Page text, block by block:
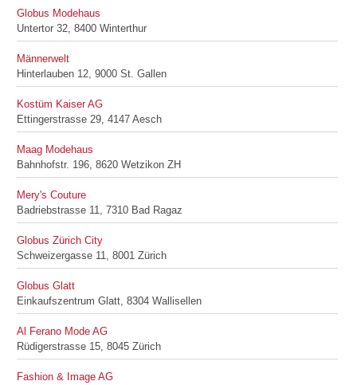
Globus Modehaus
Untertor 32, 8400 Winterthur
Männerwelt
Hinterlauben 12, 9000 St. Gallen
Kostüm Kaiser AG
Ettingerstrasse 29, 4147 Aesch
Maag Modehaus
Bahnhofstr. 196, 8620 Wetzikon ZH
Mery's Couture
Badriebstrasse 11, 7310 Bad Ragaz
Globus Zürich City
Schweizergasse 11, 8001 Zürich
Globus Glatt
Einkaufszentrum Glatt, 8304 Wallisellen
Al Ferano Mode AG
Rüdigerstrasse 15, 8045 Zürich
Fashion & Image AG